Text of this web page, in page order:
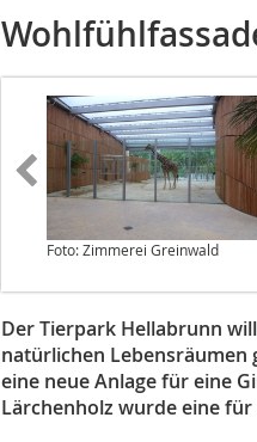
Foto: Zimmerei Greinwald
Der Tierpark Hellabrunn
natürlichen
eine neue Anlage für eine
Lärchenholz wurde eine